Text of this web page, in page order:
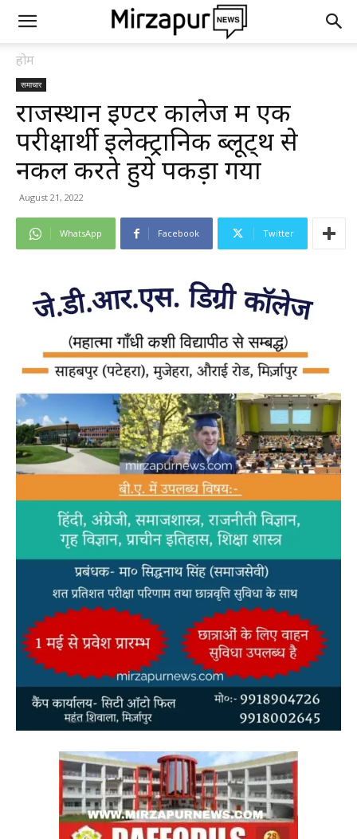
होम
समाचार
राजस्थान इण्टर कालेज में एक
परीक्षार्थी इलेक्ट्रानिक ब्लूट्थ से
नकल करते हुये पकड़ा गया
August 21, 2022
WhatsApp Facebook Twitter